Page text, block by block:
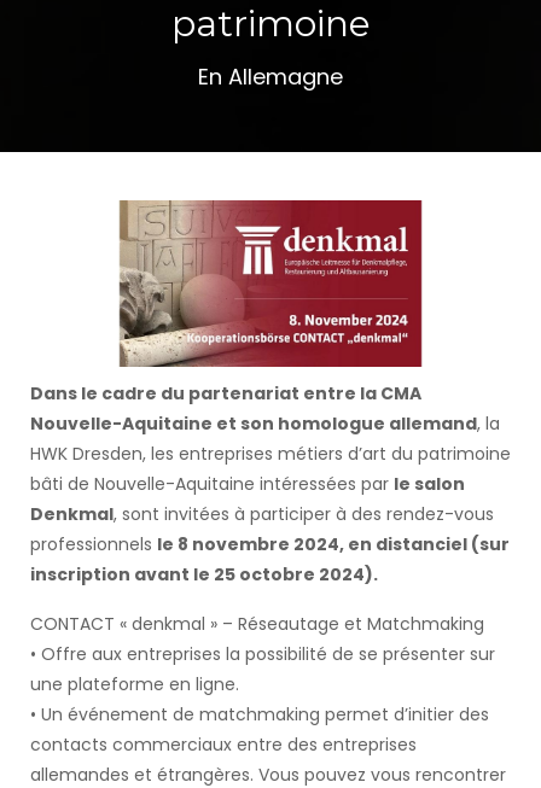
patrimoine
En Allemagne
Dans le cadre du partenariat entre la CMA
Nouvelle-Aquitaine et son homologue allemand, la
HWK Dresden, les entreprises métiers d’art du patrimoine
bâti de Nouvelle-Aquitaine intéressées par le salon
Denkmal, sont invitées à participer à des rendez-vous
professionnels le 8 novembre 2024, en distanciel (sur
inscription avant le 25 octobre 2024).
CONTACT « denkmal » – Réseautage et Matchmaking
• Offre aux entreprises la possibilité de se présenter sur
une plateforme en ligne.
• Un événement de matchmaking permet d’initier des
contacts commerciaux entre des entreprises
allemandes et étrangères. Vous pouvez vous rencontrer